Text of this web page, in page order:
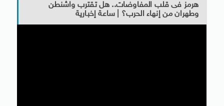
هرمز فى قلب المفاوضات.. هل تقترب واشنطن
وطهران من إنهاء الحرب؟ | ساعة إخبارية